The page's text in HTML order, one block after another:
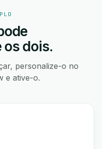
os dois.
personalize-o no
e ative-o.